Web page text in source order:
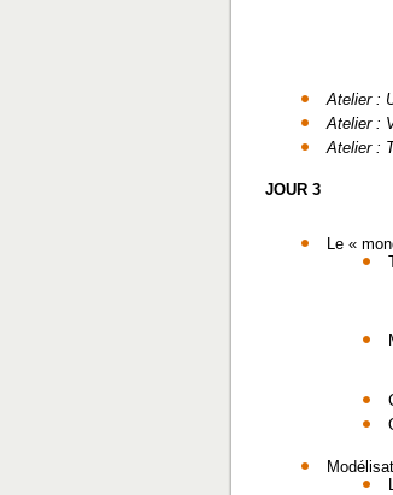
Atelier :
Atelier :
Atelier :
JOUR 3
Le «